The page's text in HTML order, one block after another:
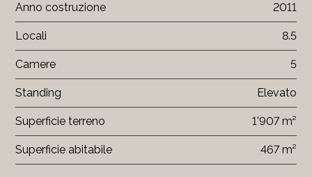
Anno costruzione 2011
Locali 8.5
Camere 5
Standing Elevato
Superficie terreno 1'907 m²
Superficie abitabile 467 m²